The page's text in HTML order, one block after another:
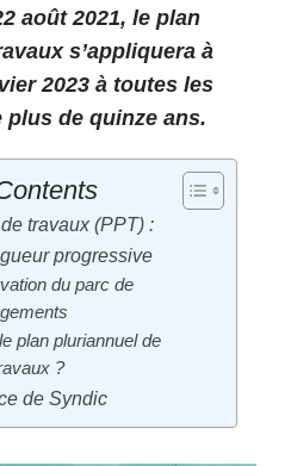
août 2021, le plan
s’appliquera à
2023 à toutes les
de quinze ans.
travaux (PPT) :
progressive
du parc de
plan pluriannuel de
?
de Syndic